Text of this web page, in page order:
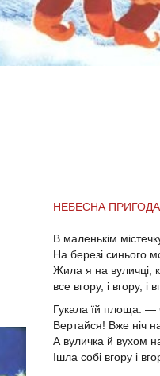
НЕБЕСНА ПРИГОДА
В маленькім
На березі синього
Жила я на вуличці,
все вгору, і вгору, і
Гукала їй площа:
Вертайся! Вже ніч
А вуличка й вухом
Ішла собі вгору і